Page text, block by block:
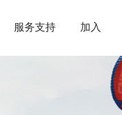
服务支持 加入